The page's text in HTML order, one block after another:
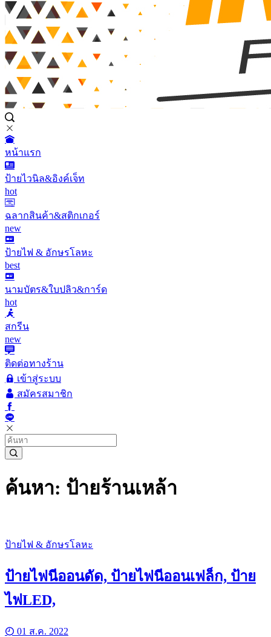
หน้าแรก
ป้ายไวนิล&อิงค์เจ็ท
hot
ฉลากสินค้า&สติกเกอร์
new
ป้ายไฟ & อักษรโลหะ
best
นามบัตร&ใบปลิว&การ์ด
hot
สกรีน
new
ติดต่อทางร้าน
เข้าสู่ระบบ
สมัครสมาชิก
ค้นหา: ป้ายร้านเหล้า
ป้ายไฟ & อักษรโลหะ
ป้ายไฟนีออนดัด, ป้ายไฟนีออนเฟล็ก, ป้าย
ไฟLED,
01 ส.ค. 2022